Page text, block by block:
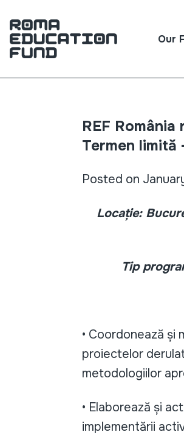
Our
REF
Termen limită
Posted on
Locație:
Tip
• Coordonează și
proiectelor
metodologiilor
• Elaborează și
implementării